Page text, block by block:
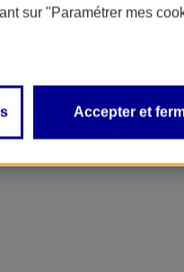
sur "Paramétrer mes
Accepter et